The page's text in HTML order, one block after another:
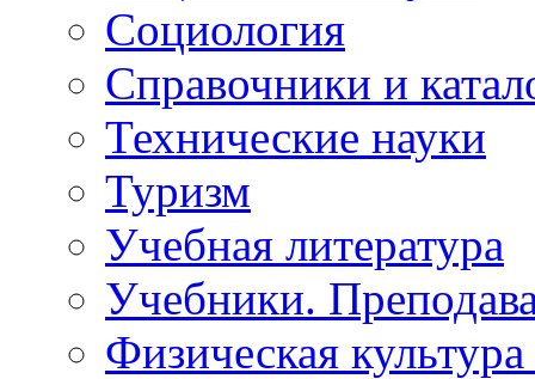
Социология
Справочники и
Технические науки
Туризм
Учебная литература
Учебники.
Физическая